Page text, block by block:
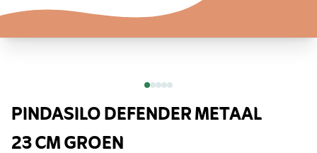
PINDASILO DEFENDER METAAL
23 CM GROEN